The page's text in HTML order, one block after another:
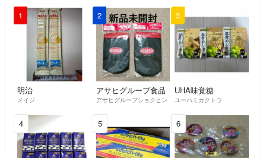
1
明治
メイジ
2
アサヒグループ食品
アサヒグループショクヒン
3
UHA味覚糖
ユーハミカクトウ
4 5 6